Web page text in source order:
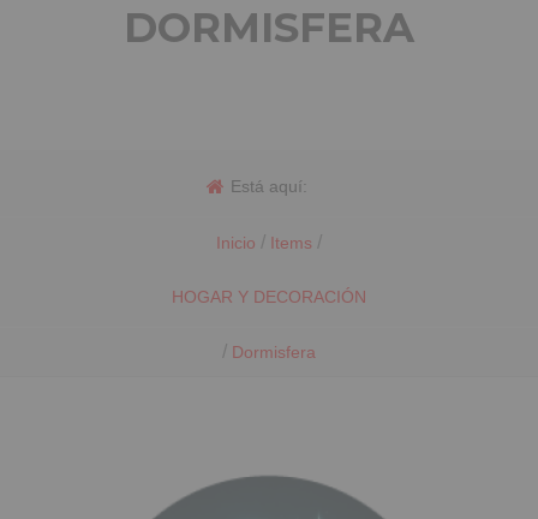
DORMISFERA
Está aquí:
Inicio / Items /
HOGAR Y DECORACIÓN
/ Dormisfera